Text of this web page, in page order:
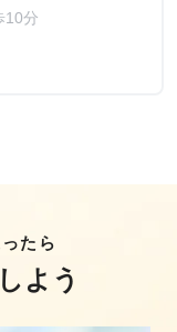
10分
たら
よう